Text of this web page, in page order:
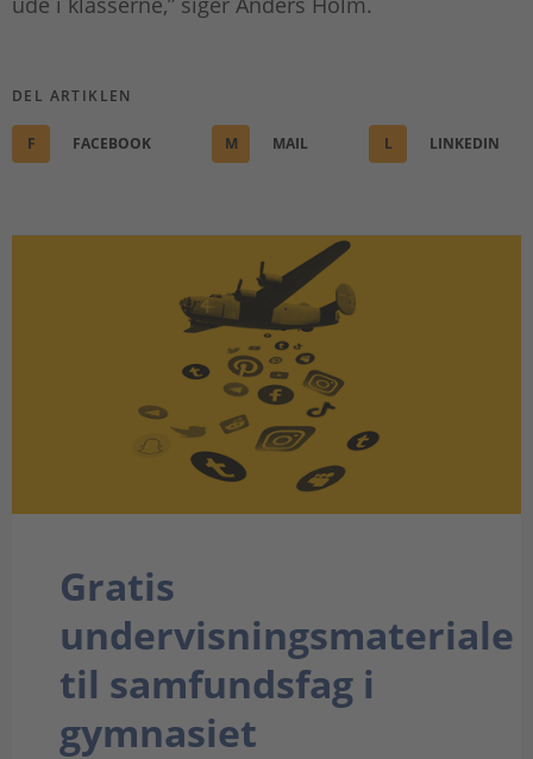
DEL ARTIKLEN
F FACEBOOK M MAIL L LINKEDIN
Gratis
undervisningsmateriale
til samfundsfag i
gymnasiet